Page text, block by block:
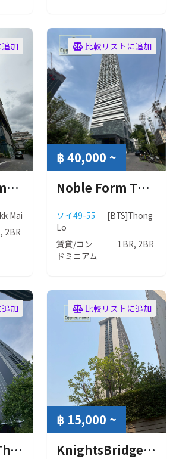
加
Estella Ekkamai (エステラ エカマイ)
Mai
2BR
比較リストに追加
฿ 40,000 ~
Noble Form Thonglor (ノーブル フォーム トンロー)
ソイ49-55
[BTS]Thong
Lo
賃貸/コン
ドミニアム
1BR, 2BR
加
Park Origin Thonglor (パーク オリジン トンロー)
比較リストに追加
฿ 15,000 ~
KnightsBridge Prime Onnut (ナイツブリッジ プライム オンヌット)